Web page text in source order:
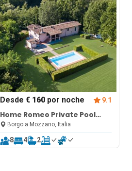
Desde € 160por noche 9.1
Home Romeo Private Pool
House Surrounded by Nature
Borgo a Mozzano, Italia
8 4 2